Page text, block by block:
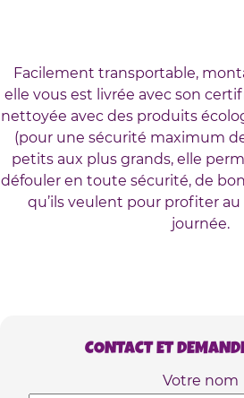
Facilement transportable,
elle vous est livrée avec son
nettoyée avec des produits
(pour une sécurité maximum
petits aux plus grands, elle
défouler en toute sécurité, de
qu’ils veulent pour profiter
journée.
CONTACT ET
Votre nom